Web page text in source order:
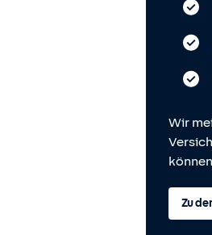
Wir
Zu